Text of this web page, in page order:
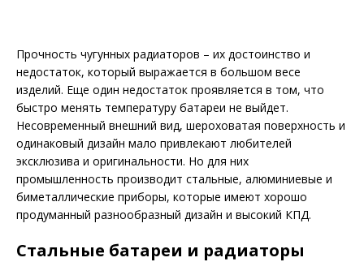
Прочность чугунных радиаторов – их достоинство и
недостаток, который выражается в большом весе
изделий. Еще один недостаток проявляется в том, что
быстро менять температуру батареи не выйдет.
Несовременный внешний вид, шероховатая поверхность и
одинаковый дизайн мало привлекают любителей
эксклюзива и оригинальности. Но для них
промышленность производит стальные, алюминиевые и
биметаллические приборы, которые имеют хорошо
продуманный разнообразный дизайн и высокий КПД.
Стальные батареи и радиаторы